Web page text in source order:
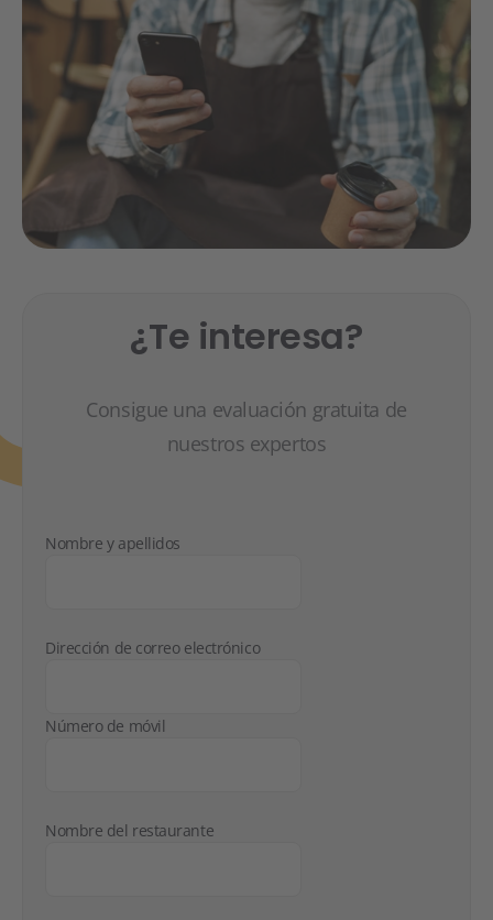
¿Te interesa?
Consigue una evaluación gratuita de
nuestros expertos
Nombre y apellidos
Dirección de correo electrónico
Número de móvil
Nombre del restaurante